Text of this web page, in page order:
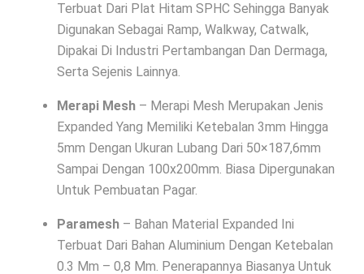
Terbuat Dari Plat Hitam SPHC Sehingga Banyak
Digunakan Sebagai Ramp, Walkway, Catwalk,
Dipakai Di Industri Pertambangan Dan Dermaga,
Serta Sejenis Lainnya.
Merapi Mesh – Merapi Mesh Merupakan Jenis
Expanded Yang Memiliki Ketebalan 3mm Hingga
5mm Dengan Ukuran Lubang Dari 50×187,6mm
Sampai Dengan 100x200mm. Biasa Dipergunakan
Untuk Pembuatan Pagar.
Paramesh – Bahan Material Expanded Ini
Terbuat Dari Bahan Aluminium Dengan Ketebalan
0.3 Mm – 0,8 Mm. Penerapannya Biasanya Untuk